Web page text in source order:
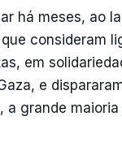
há meses, ao
consideram
em
e
a grande